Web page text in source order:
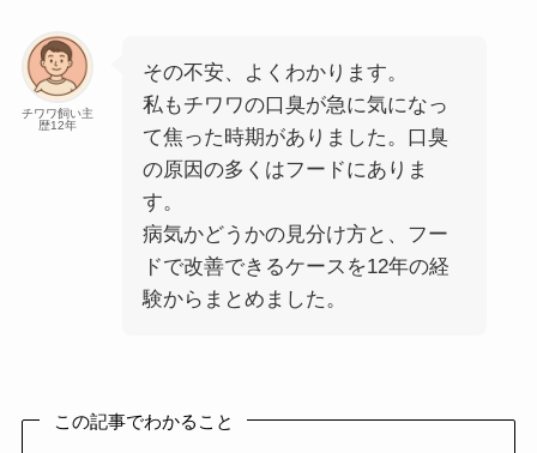
チワワ飼い主
歴12年
その不安、よくわかります。
私もチワワの口臭が急に気になっ
て焦った時期がありました。口臭
の原因の多くはフードにありま
す。
病気かどうかの見分け方と、フー
ドで改善できるケースを12年の経
験からまとめました。
この記事でわかること